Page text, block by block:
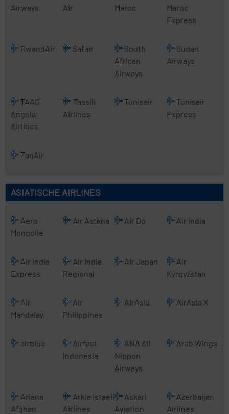
Airways Air Maroc
Maroc
Express
RwandAir Safair
South
African
Airways
Sudan
Airways
TAAG
Angola
Airlines
Tassili
Airlines
Tunisair
Tunisair
Express
ZanAir
ASIATISCHE AIRLINES
Aero
Mongolia
Air Astana Air Do Air India
Air India
Express
Air India
Regional
Air Japan
Air
Kyrgyzstan
Air
Mandalay
Air
Philippines
AirAsia AirAsia X
airblue
Airfast
Indonesia
ANA All
Nippon
Airways
Arab Wings
Ariana
Afghan
Arkia Israeli
Airlines
Askari
Aviation
Azerbaijan
Airlines